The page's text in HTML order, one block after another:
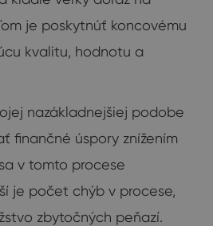
je poskytnúť koncovému
kvalitu, hodnotu a
nazákladnejšiej podobe
finančné úspory znížením
v tomto procese
je počet chýb v procese,
zbytočných peňazí.